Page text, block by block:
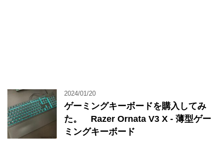
2024/01/20
ゲーミングキーボードを購入してみ
た。 Razer Ornata V3 X - 薄型ゲー
ミングキーボード